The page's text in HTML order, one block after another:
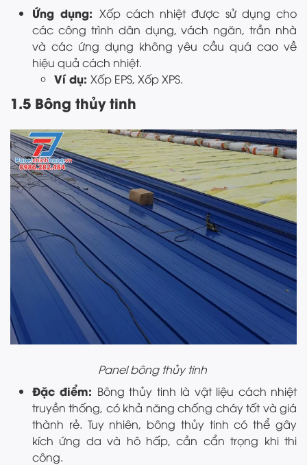
Ứng dụng: Xốp cách nhiệt được sử dụng cho
các công trình dân dụng, vách ngăn, trần nhà
và các ứng dụng không yêu cầu quá cao về
hiệu quả cách nhiệt.
Ví dụ: Xốp EPS, Xốp XPS.
1.5 Bông thủy tinh
Panel bông thủy tinh
Đặc điểm: Bông thủy tinh là vật liệu cách nhiệt
truyền thống, có khả năng chống cháy tốt và giá
thành rẻ. Tuy nhiên, bông thủy tinh có thể gây
kích ứng da và hô hấp, cần cẩn trọng khi thi
công.